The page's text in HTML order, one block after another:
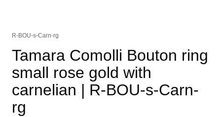
R-BOU-s-Carn-rg
Tamara Comolli Bouton ring
small rose gold with
carnelian | R-BOU-s-Carn-
rg